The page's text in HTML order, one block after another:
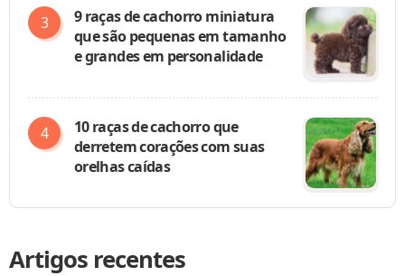
9 raças de cachorro miniatura
que são pequenas em tamanho
e grandes em personalidade
10 raças de cachorro que
derretem corações com suas
orelhas caídas
Artigos recentes